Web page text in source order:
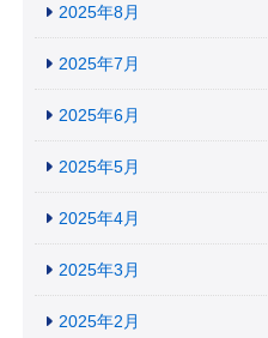
2025年8月
2025年7月
2025年6月
2025年5月
2025年4月
2025年3月
2025年2月